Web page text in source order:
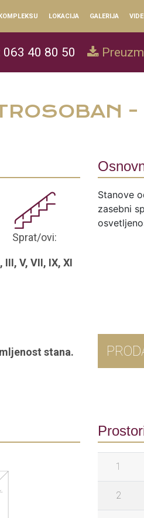
LOKACIJA GALERIJA
063 40 80 50
-
Sprat/ovi:
III, V, VII, IX, XI
stana.
Stanove
zasebni
1
2